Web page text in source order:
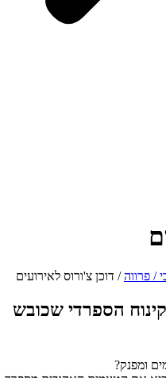
/דוכן צ'ורוס לאירועים
הספרדי שכובש